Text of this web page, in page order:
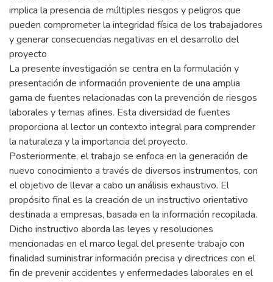
implica la presencia de múltiples riesgos y peligros que
pueden comprometer la integridad física de los trabajadores
y generar consecuencias negativas en el desarrollo del
proyecto
La presente investigación se centra en la formulación y
presentación de información proveniente de una amplia
gama de fuentes relacionadas con la prevención de riesgos
laborales y temas afines. Esta diversidad de fuentes
proporciona al lector un contexto integral para comprender
la naturaleza y la importancia del proyecto.
Posteriormente, el trabajo se enfoca en la generación de
nuevo conocimiento a través de diversos instrumentos, con
el objetivo de llevar a cabo un análisis exhaustivo. El
propósito final es la creación de un instructivo orientativo
destinada a empresas, basada en la información recopilada.
Dicho instructivo aborda las leyes y resoluciones
mencionadas en el marco legal del presente trabajo con
finalidad suministrar información precisa y directrices con el
fin de prevenir accidentes y enfermedades laborales en el